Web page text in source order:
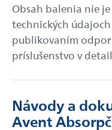
Obsah balenia nie
technických
publikovaním
príslušenstvo v
Návody a
Avent